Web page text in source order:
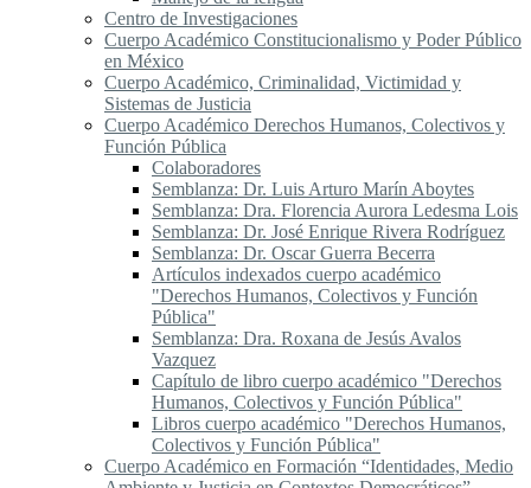
Centro de Investigaciones
Cuerpo Académico Constitucionalismo y Poder Público
en México
Cuerpo Académico, Criminalidad, Victimidad y
Sistemas de Justicia
Cuerpo Académico Derechos Humanos, Colectivos y
Función Pública
Colaboradores
Semblanza: Dr. Luis Arturo Marín Aboytes
Semblanza: Dra. Florencia Aurora Ledesma Lois
Semblanza: Dr. José Enrique Rivera Rodríguez
Semblanza: Dr. Oscar Guerra Becerra
Artículos indexados cuerpo académico
"Derechos Humanos, Colectivos y Función
Pública"
Semblanza: Dra. Roxana de Jesús Avalos
Vazquez
Capítulo de libro cuerpo académico "Derechos
Humanos, Colectivos y Función Pública"
Libros cuerpo académico "Derechos Humanos,
Colectivos y Función Pública"
Cuerpo Académico en Formación “Identidades, Medio